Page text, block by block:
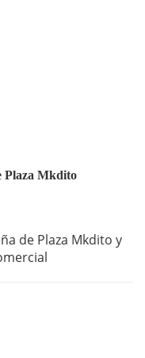
Plaza Mkdito
de Plaza Mkdito y